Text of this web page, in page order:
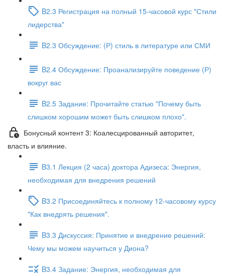
B2.3 Регистрация на полный 15-часовой курс "Стили
лидерства"
B2.3 Обсуждение: (Р) стиль в литературе или СМИ
B2.4 Обсуждение: Проанализируйте поведение (Р)
вокруг вас
B2.5 Задание: Прочитайте статью "Почему быть
слишком хорошим может быть слишком плохо".
Бонусный контент 3: Коалесцированный авторитет,
власть и влияние.
B3.1 Лекция (2 часа) доктора Адизеса: Энергия,
необходимая для внедрения решений
B3.2 Присоединяйтесь к полному 12-часовому курсу
"Как внедрять решения".
B3.3 Дискуссия: Принятие и внедрение решений:
Чему мы можем научиться у Диона?
B3.4 Задание: Энергия, необходимая для